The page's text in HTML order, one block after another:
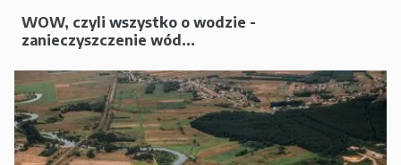
WOW, czyli wszystko o wodzie -
zanieczyszczenie wód...